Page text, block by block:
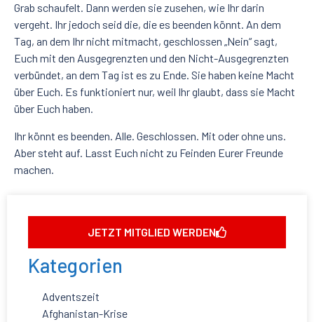
Grab schaufelt. Dann werden sie zusehen, wie Ihr darin
vergeht. Ihr jedoch seid die, die es beenden könnt. An dem
Tag, an dem Ihr nicht mitmacht, geschlossen „Nein“ sagt,
Euch mit den Ausgegrenzten und den Nicht-Ausgegrenzten
verbündet, an dem Tag ist es zu Ende. Sie haben keine Macht
über Euch. Es funktioniert nur, weil Ihr glaubt, dass sie Macht
über Euch haben.
Ihr könnt es beenden. Alle. Geschlossen. Mit oder ohne uns.
Aber steht auf. Lasst Euch nicht zu Feinden Eurer Freunde
machen.
JETZT MITGLIED WERDEN
Kategorien
Adventszeit
Afghanistan-Krise